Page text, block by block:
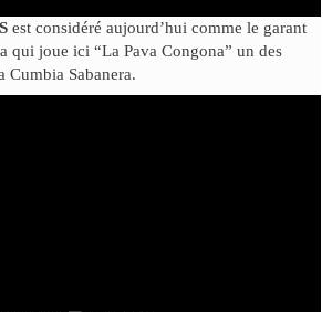
est considéré aujourd’hui comme le garant
qui joue ici “La Pava Congona” un des
Cumbia Sabanera.